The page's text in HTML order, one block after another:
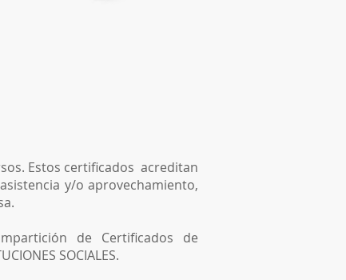
Estos certificados acreditan
y/o aprovechamiento,
de Certificados de
SOCIALES.